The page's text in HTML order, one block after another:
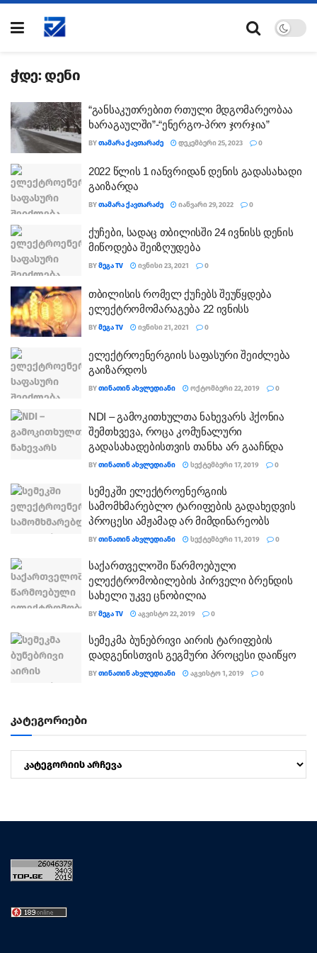
ჭდე:დენი
“განსაკუთრებით რთული მდგომარეობაა
ხარაგაულში”-“ენერგო-პრო ჯორჯია”
BYᲗᲐᲛᲐᲠᲐ ᲥᲐᲕᲗᲐᲠᲐᲫᲔ ᲓᲔᲙᲔᲛᲑᲔᲠᲘ 25, 2023 0
2022 წლის 1 იანვრიდან დენის გადასახადი
გაიზარდა
BYᲗᲐᲛᲐᲠᲐ ᲥᲐᲕᲗᲐᲠᲐᲫᲔ ᲘᲐᲜᲕᲐᲠᲘ 29, 2022 0
ქუჩები, სადაც თბილისში 24 ივნისს დენის
მიწოდება შეიზღუდება
BYᲛᲔᲒᲐ TV ᲘᲕᲜᲘᲡᲘ 23, 2021 0
თბილისის რომელ ქუჩებს შეუწყდება
ელექტრომომარაგება 22 ივნისს
BYᲛᲔᲒᲐ TV ᲘᲕᲜᲘᲡᲘ 21, 2021 0
ელექტროენერგიის საფასური შეიძლება
გაიზარდოს
BYᲗᲘᲜᲐᲗᲘᲜ ᲐᲮᲕᲚᲔᲓᲘᲐᲜᲘ ᲝᲥᲢᲝᲛᲑᲔᲠᲘ 22, 2019 0
NDI – გამოკითხულთა ნახევარს ჰქონია
შემთხვევა, როცა კომუნალური
გადასახადებისთვის თანხა არ გააჩნდა
BYᲗᲘᲜᲐᲗᲘᲜ ᲐᲮᲕᲚᲔᲓᲘᲐᲜᲘ ᲡᲔᲥᲢᲔᲛᲑᲔᲠᲘ 17, 2019 0
სემეკში ელექტროენერგიის
სამომხმარებლო ტარიფების გადახედვის
პროცესი ამჟამად არ მიმდინარეობს
BYᲗᲘᲜᲐᲗᲘᲜ ᲐᲮᲕᲚᲔᲓᲘᲐᲜᲘ ᲡᲔᲥᲢᲔᲛᲑᲔᲠᲘ 11, 2019 0
საქართველოში წარმოებული
ელექტრომობილების პირველი ბრენდის
სახელი უკვე ცნობილია
BYᲛᲔᲒᲐ TV ᲐᲒᲕᲘᲡᲢᲝ 22, 2019 0
სემეკმა ბუნებრივი აირის ტარიფების
დადგენისთვის გეგმური პროცესი დაიწყო
BYᲗᲘᲜᲐᲗᲘᲜ ᲐᲮᲕᲚᲔᲓᲘᲐᲜᲘ ᲐᲒᲕᲘᲡᲢᲝ 1, 2019 0
კატეგორიები